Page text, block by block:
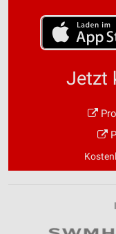
Jetzt